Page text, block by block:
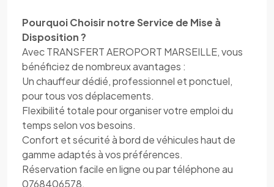
Pourquoi Choisir notre Service de Mise à
Disposition ?
Avec TRANSFERT AEROPORT MARSEILLE, vous
bénéficiez de nombreux avantages :
Un chauffeur dédié, professionnel et ponctuel,
pour tous vos déplacements.
Flexibilité totale pour organiser votre emploi du
temps selon vos besoins.
Confort et sécurité à bord de véhicules haut de
gamme adaptés à vos préférences.
Réservation facile en ligne ou par téléphone au
0768406578.